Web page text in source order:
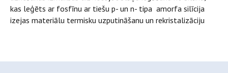
kas leģēts ar fosfīnu ar tiešu p- un n- tipa amorfa silīcija
izejas materiālu termisku uzputināšanu un rekristalizāciju